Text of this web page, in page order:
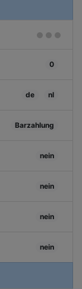
0
de nl
Barzahlung
nein
nein
nein
nein